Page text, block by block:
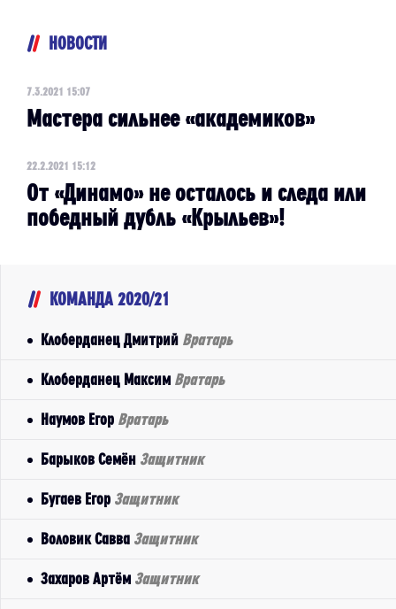
НОВОСТИ
7.3.2021 15:07
Мастера сильнее «академиков»
22.2.2021 15:12
От «Динамо» не осталось и следа или
победный дубль «Крыльев»!
КОМАНДА 2020/21
Клоберданец Дмитрий Вратарь
Клоберданец Максим Вратарь
Наумов Егор Вратарь
Барыков Семён Защитник
Бугаев Егор Защитник
Воловик Савва Защитник
Захаров Артём Защитник